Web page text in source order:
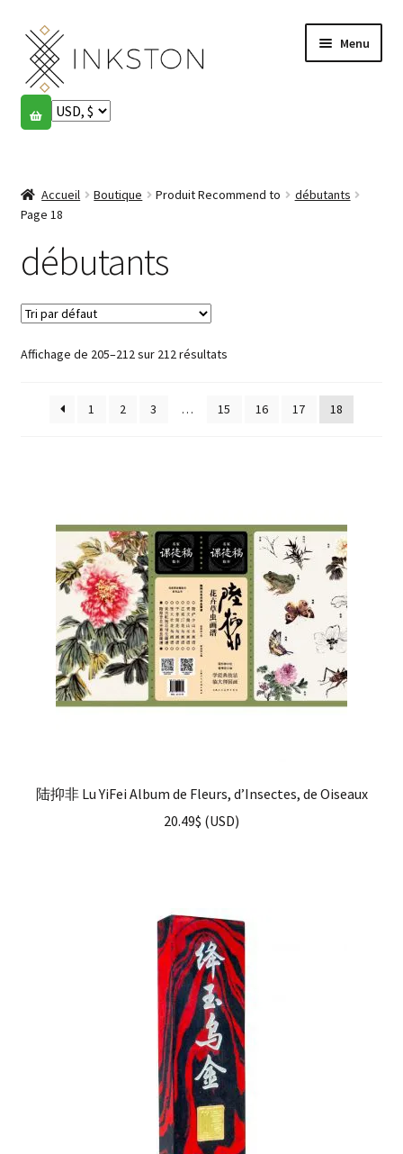
Aller
la
navigation
Aller
au
contenu
Menu
Boutique
menu
English
Español
Accueil Boutique Produit Recommend to
débutants
Page 18
débutants
Affichage de 205–212 sur 212 résultats
1 2 3 … 15 16 17 18
陆抑非 Lu YiFei Album de Fleurs, d’Insectes, de Oiseaux
20.49$ (USD)